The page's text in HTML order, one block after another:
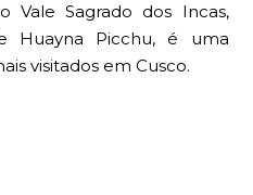
Vale Sagrado dos Incas,
Huayna Picchu, é uma
visitados em Cusco.